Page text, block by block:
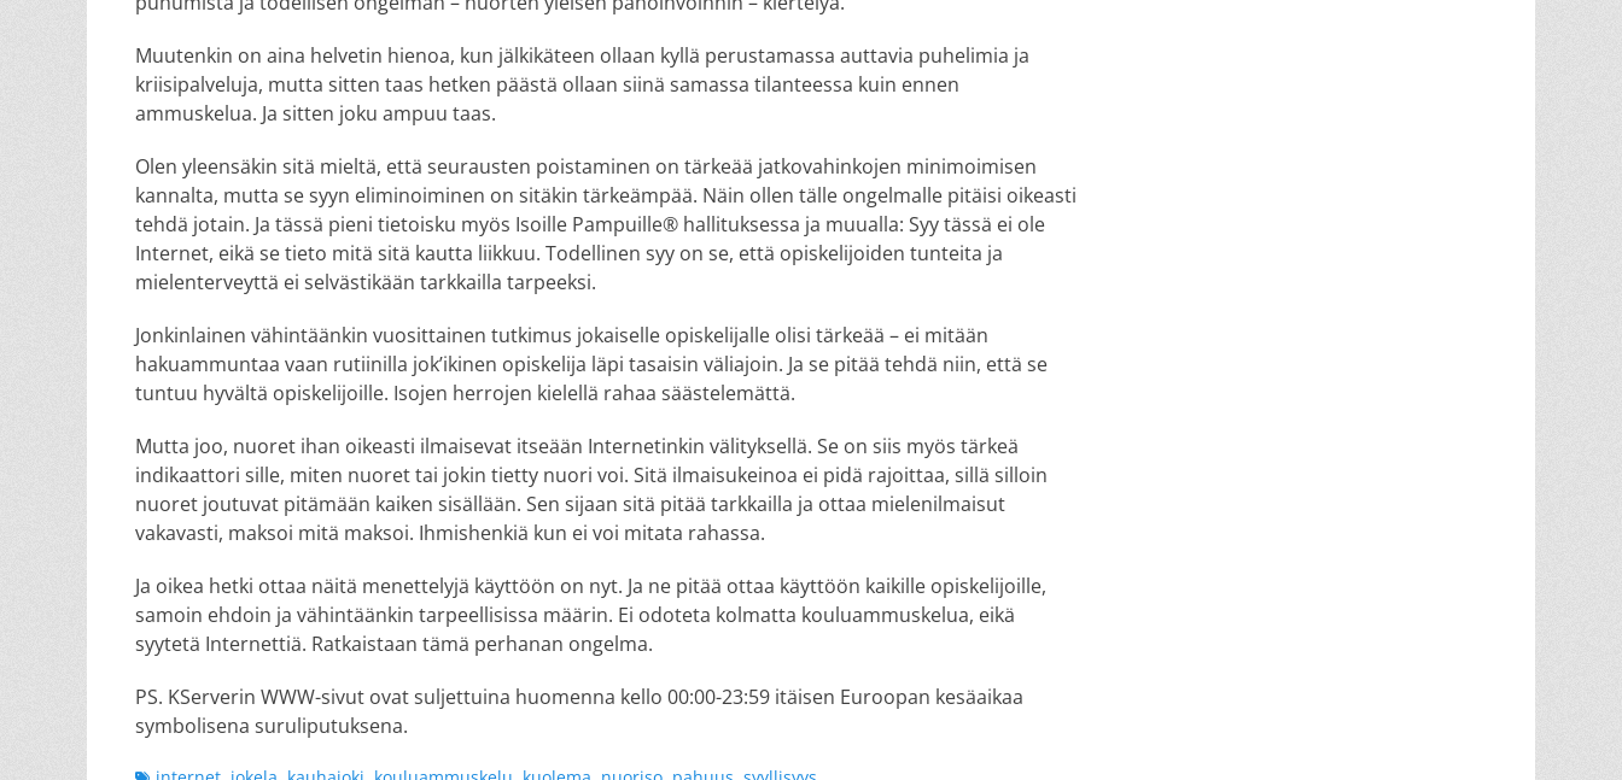
Muutenkin on aina helvetin hienoa, kun jälkikäteen ollaan kyllä perustamassa auttavia puhelimia ja
kriisipalveluja, mutta sitten taas hetken päästä ollaan siinä samassa tilanteessa kuin ennen
ammuskelua. Ja sitten joku ampuu taas.
Olen yleensäkin sitä mieltä, että seurausten poistaminen on tärkeää jatkovahinkojen minimoimisen
kannalta, mutta se syyn eliminoiminen on sitäkin tärkeämpää. Näin ollen tälle ongelmalle pitäisi oikeasti
tehdä jotain. Ja tässä pieni tietoisku myös Isoille Pampuille® hallituksessa ja muualla: Syy tässä ei ole
Internet, eikä se tieto mitä sitä kautta liikkuu. Todellinen syy on se, että opiskelijoiden tunteita ja
mielenterveyttä ei selvästikään tarkkailla tarpeeksi.
Jonkinlainen vähintäänkin vuosittainen tutkimus jokaiselle opiskelijalle olisi tärkeää – ei mitään
hakuammuntaa vaan rutiinilla jok’ikinen opiskelija läpi tasaisin väliajoin. Ja se pitää tehdä niin, että se
tuntuu hyvältä opiskelijoille. Isojen herrojen kielellä rahaa säästelemättä.
Mutta joo, nuoret ihan oikeasti ilmaisevat itseään Internetinkin välityksellä. Se on siis myös tärkeä
indikaattori sille, miten nuoret tai jokin tietty nuori voi. Sitä ilmaisukeinoa ei pidä rajoittaa, sillä silloin
nuoret joutuvat pitämään kaiken sisällään. Sen sijaan sitä pitää tarkkailla ja ottaa mielenilmaisut
vakavasti, maksoi mitä maksoi. Ihmishenkiä kun ei voi mitata rahassa.
Ja oikea hetki ottaa näitä menettelyjä käyttöön on nyt. Ja ne pitää ottaa käyttöön kaikille opiskelijoille,
samoin ehdoin ja vähintäänkin tarpeellisissa määrin. Ei odoteta kolmatta kouluammuskelua, eikä
syytetä Internettiä. Ratkaistaan tämä perhanan ongelma.
PS. KServerin WWW-sivut ovat suljettuina huomenna kello 00:00-23:59 itäisen Euroopan kesäaikaa
symbolisena suruliputuksena.